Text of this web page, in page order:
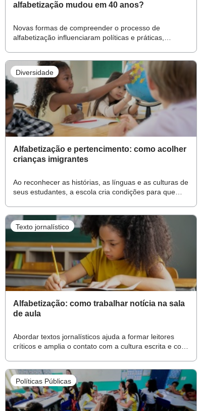
alfabetização mudou em 40 anos?
Novas formas de compreender o processo de
alfabetização influenciaram políticas e práticas,
Diversidade
Alfabetização e pertencimento: como acolher
crianças imigrantes
Ao reconhecer as histórias, as línguas e as culturas de
seus estudantes, a escola cria condições para que
Texto jornalístico
Alfabetização: como trabalhar notícia na sala
de aula
Abordar textos jornalísticos ajuda a formar leitores
críticos e amplia o contato com a cultura escrita e com
Políticas Públicas